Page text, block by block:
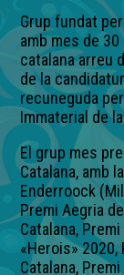
Grup fundat
amb mes de
catalana arreu
de la
recuneguda
Immaterial de
El grup mes
Catalana, amb
Enderroock
Premi Aegria
Catalana,
«Herois»
Catalana,